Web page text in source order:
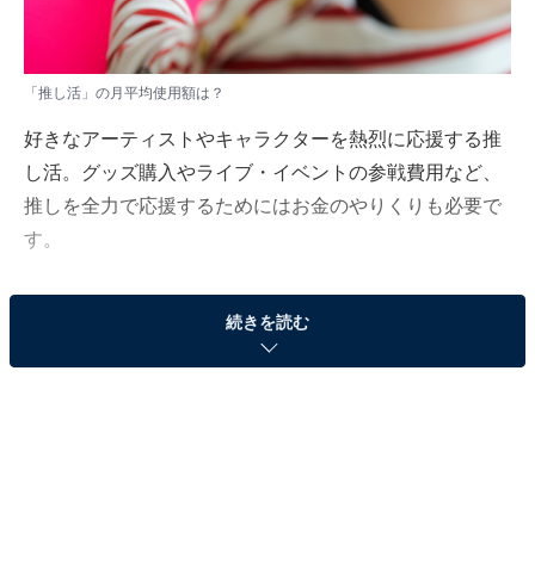
「推し活」の月平均使用額は？
好きなアーティストやキャラクターを熱烈に応援する推
し活。グッズ購入やライブ・イベントの参戦費用など、
推しを全力で応援するためにはお金のやりくりも必要で
す。
全国10～60代の男女425人を対象に「推し活」に関する
アンケート調査を実施しました。今回はその中から「推
続きを読む